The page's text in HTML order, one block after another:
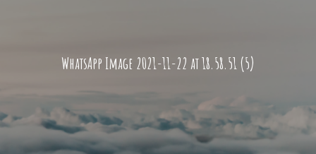
WhatsApp Image 2021-11-22 at 18.58.51 (5)